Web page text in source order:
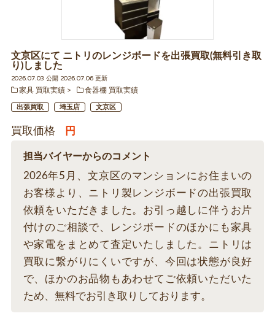
文京区にて ニトリのレンジボードを出張買取(無料引き取
り)しました
2026.07.03 公開 2026.07.06 更新
家具 買取実績
食器棚 買取実績
出張買取 埼玉店 文京区
買取価格 円
担当バイヤーからのコメント
2026年5月、文京区のマンションにお住まいの
お客様より、ニトリ製レンジボードの出張買取
依頼をいただきました。お引っ越しに伴うお片
付けのご相談で、レンジボードのほかにも家具
や家電をまとめて査定いたしました。ニトリは
買取に繋がりにくいですが、今回は状態が良好
で、ほかのお品物もあわせてご依頼いただいた
ため、無料でお引き取りしております。